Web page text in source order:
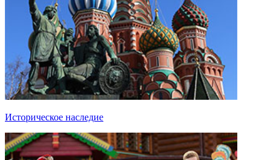
Историческое наследие